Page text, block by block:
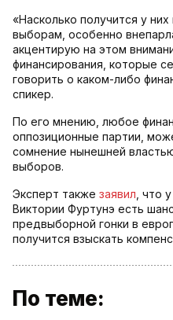
«Насколько получится у
выборам, особенно
акцентирую на этом
финансирования, которые
говорить о каком-либо
спикер.
По его мнению, любое
оппозиционные партии,
сомнение нынешней
выборов.
Эксперт также заявил , что
Виктории Фуртунэ есть
предвыборной гонки в
получится взыскать
По теме: